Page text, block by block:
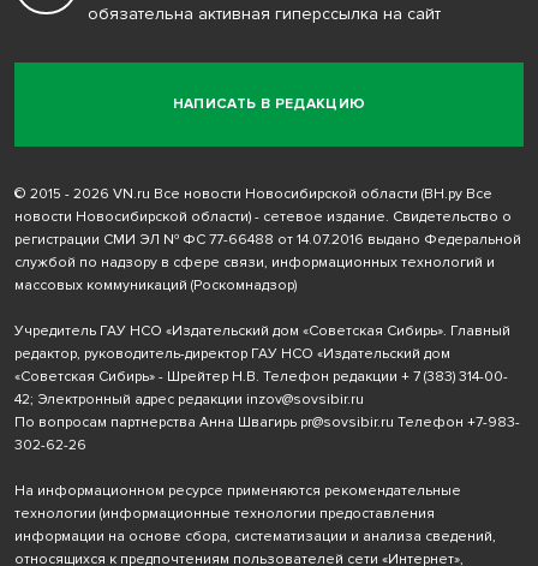
НАПИСАТЬ В РЕДАКЦИЮ
обязательна активная гиперссылка на сайт
© 2015 - 2026 VN.ru Все новости Новосибирской области (ВН.ру Все
новости Новосибирской области) - сетевое издание. Свидетельство о
регистрации СМИ ЭЛ № ФС 77-66488 от 14.07.2016 выдано Федеральной
службой по надзору в сфере связи, информационных технологий и
массовых коммуникаций (Роскомнадзор)
Учредитель ГАУ НСО «Издательский дом «Советская Сибирь». Главный
редактор, руководитель-директор ГАУ НСО «Издательский дом
«Советская Сибирь» - Шрейтер Н.В. Телефон редакции + 7 (383) 314-00-
42; Электронный адрес редакции inzov@sovsibir.ru
По вопросам партнерства Анна Швагирь pr@sovsibir.ru Телефон +7-983-
302-62-26
На информационном ресурсе применяются рекомендательные
технологии (информационные технологии предоставления
информации на основе сбора, систематизации и анализа сведений,
относящихся к предпочтениям пользователей сети «Интернет»,